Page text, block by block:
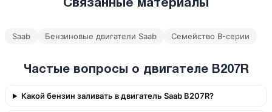
Связанные материалы
Saab Бензиновые двигатели Saab Семейство B-серии
Частые вопросы о двигателе B207R
Какой бензин заливать в двигатель Saab B207R?